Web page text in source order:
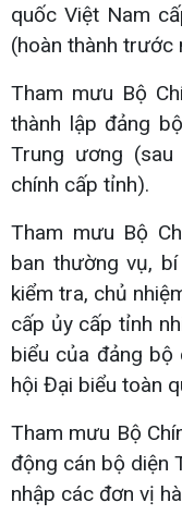
quốc Việt Nam
(hoàn thành
Tham mưu Bộ
thành lập đảng
Trung ương
chính cấp tỉnh).
Tham mưu Bộ
ban thường vụ,
kiểm tra, chủ
cấp ủy cấp tỉnh
biểu của đảng
hội Đại biểu toàn
Tham mưu Bộ
động cán bộ diện
nhập các đơn vị